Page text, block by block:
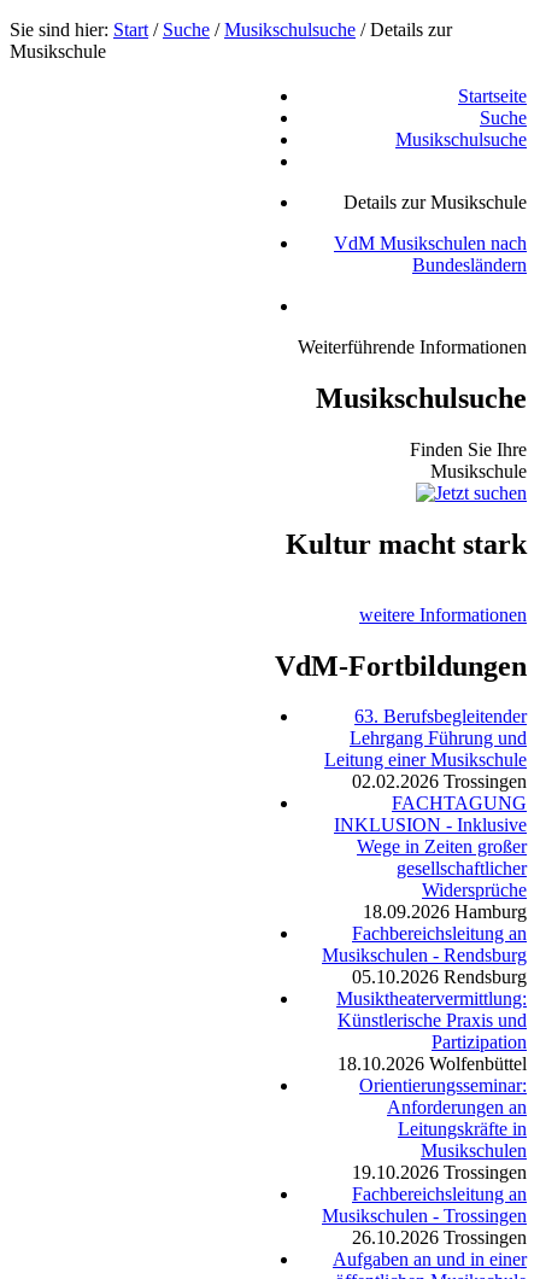
Sie sind hier: Start / Suche /Musikschulsuche /Details zur
Musikschule
Startseite
Suche
Musikschulsuche
Details zur Musikschule
VdM Musikschulen nach
Bundesländern
Weiterführende Informationen
Musikschulsuche
Finden Sie Ihre
Musikschule
Kultur macht stark
weitere Informationen
VdM-Fortbildungen
63. Berufsbegleitender
Lehrgang Führung und
Leitung einer Musikschule
02.02.2026 Trossingen
FACHTAGUNG
INKLUSION - Inklusive
Wege in Zeiten großer
gesellschaftlicher
Widersprüche
18.09.2026 Hamburg
Fachbereichsleitung an
Musikschulen - Rendsburg
05.10.2026 Rendsburg
Musiktheatervermittlung:
Künstlerische Praxis und
Partizipation
18.10.2026 Wolfenbüttel
Orientierungsseminar:
Anforderungen an
Leitungskräfte in
Musikschulen
19.10.2026 Trossingen
Fachbereichsleitung an
Musikschulen - Trossingen
26.10.2026 Trossingen
Aufgaben an und in einer